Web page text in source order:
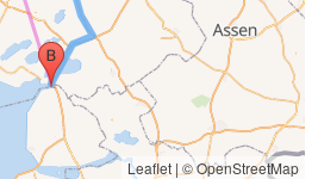
Leaflet| © OpenStreetMap